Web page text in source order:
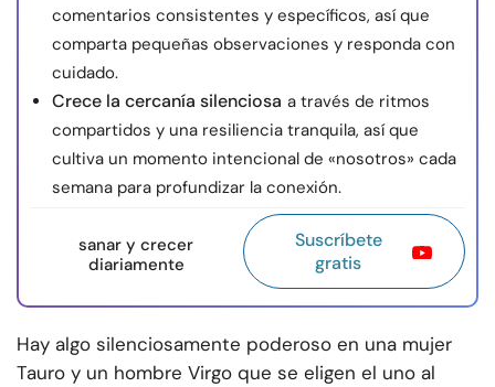
comentarios consistentes y específicos, así que
comparta pequeñas observaciones y responda con
cuidado.
Crece la cercanía silenciosa a través de ritmos
compartidos y una resiliencia tranquila, así que
cultiva un momento intencional de «nosotros» cada
semana para profundizar la conexión.
sanar y crecer
diariamente
Suscríbete
gratis
Hay algo silenciosamente poderoso en una mujer
Tauro y un hombre Virgo que se eligen el uno al